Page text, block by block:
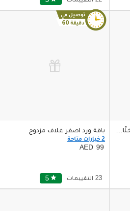
باقة 20 وردة صفراء ساحرة وخلّابة في غلاف أنيق ورائع
باقة ورد اصفر غلاف مزدوج
2 خيارات متاحة
99
5 star 23 التقييمات